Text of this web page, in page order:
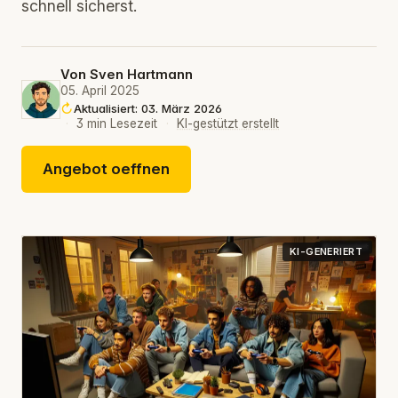
schnell sicherst.
Von Sven Hartmann
05. April 2025
Aktualisiert: 03. März 2026
·
3 min Lesezeit · KI-gestützt erstellt
Angebot oeffnen
KI-GENERIERT